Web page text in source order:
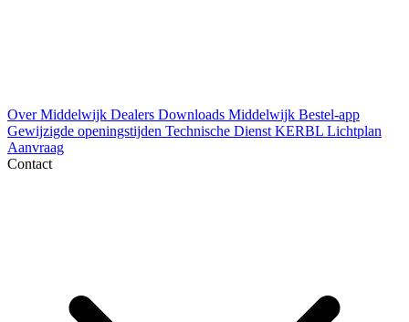
Over Middelwijk Dealers Downloads Middelwijk Bestel-app
Gewijzigde openingstijden Technische Dienst KERBL Lichtplan
Aanvraag
Contact